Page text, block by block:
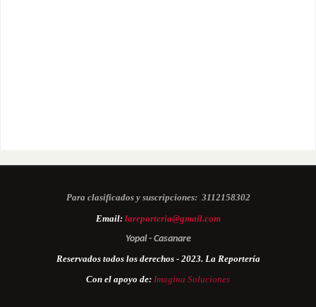
Para clasificados y suscripciones: 3112158302
Email: lareporteria@gmail.com
Yopal - Casanare
Reservados todos los derechos - 2023. La Reportería
Con el apoyo de: Imagina Soluciones